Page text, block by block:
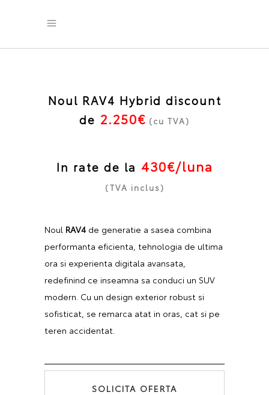
Noul RAV4 Hybrid discount
de 2.250€ (cu TVA)
In rate de la 430€/luna
(TVA inclus)
Noul RAV4 de generatie a sasea combina
performanta eficienta, tehnologia de ultima
ora si experienta digitala avansata,
redefinind ce inseamna sa conduci un SUV
modern. Cu un design exterior robust si
sofisticat, se remarca atat in oras, cat si pe
teren accidentat.
SOLICITA OFERTA